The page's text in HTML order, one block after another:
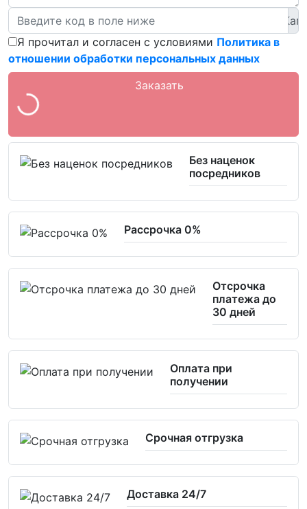
Я прочитал и согласен с условиями Политика в
отношении обработки персональных данных
Заказать
Без наценок
посредников
Рассрочка 0%
Отсрочка
платежа до
30 дней
Оплата при
получении
Срочная отгрузка
Доставка 24/7